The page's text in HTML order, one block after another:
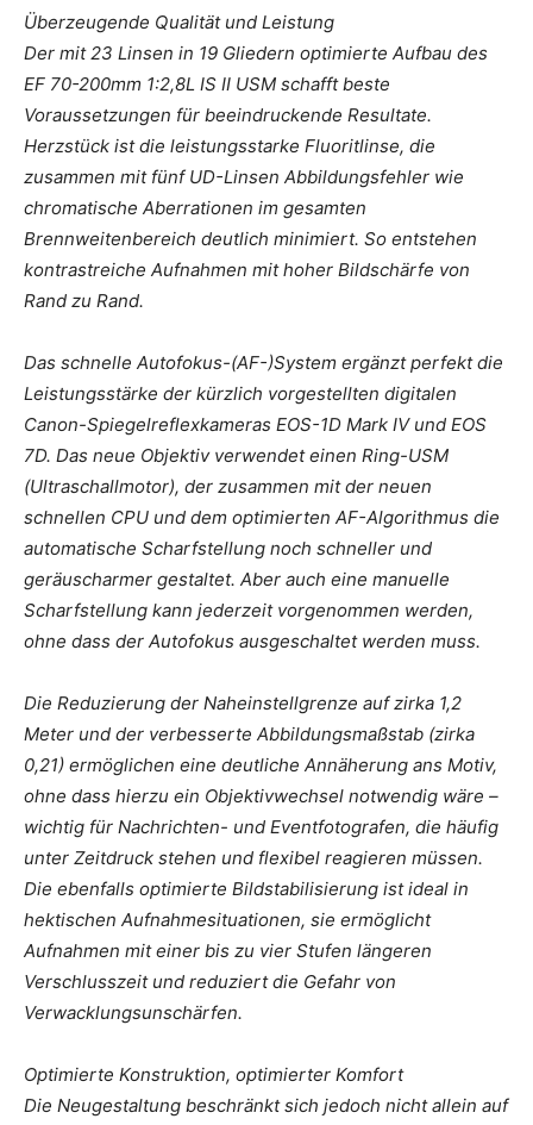
Überzeugende Qualität und Leistung
Der mit 23 Linsen in 19 Gliedern optimierte Aufbau des
EF 70-200mm 1:2,8L IS II USM schafft beste
Voraussetzungen für beeindruckende Resultate.
Herzstück ist die leistungsstarke Fluoritlinse, die
zusammen mit fünf UD-Linsen Abbildungsfehler wie
chromatische Aberrationen im gesamten
Brennweitenbereich deutlich minimiert. So entstehen
kontrastreiche Aufnahmen mit hoher Bildschärfe von
Rand zu Rand.
Das schnelle Autofokus-(AF-)System ergänzt perfekt die
Leistungsstärke der kürzlich vorgestellten digitalen
Canon-Spiegelreflexkameras EOS-1D Mark IV und EOS
7D. Das neue Objektiv verwendet einen Ring-USM
(Ultraschallmotor), der zusammen mit der neuen
schnellen CPU und dem optimierten AF-Algorithmus die
automatische Scharfstellung noch schneller und
geräuscharmer gestaltet. Aber auch eine manuelle
Scharfstellung kann jederzeit vorgenommen werden,
ohne dass der Autofokus ausgeschaltet werden muss.
Die Reduzierung der Naheinstellgrenze auf zirka 1,2
Meter und der verbesserte Abbildungsmaßstab (zirka
0,21) ermöglichen eine deutliche Annäherung ans Motiv,
ohne dass hierzu ein Objektivwechsel notwendig wäre –
wichtig für Nachrichten- und Eventfotografen, die häufig
unter Zeitdruck stehen und flexibel reagieren müssen.
Die ebenfalls optimierte Bildstabilisierung ist ideal in
hektischen Aufnahmesituationen, sie ermöglicht
Aufnahmen mit einer bis zu vier Stufen längeren
Verschlusszeit und reduziert die Gefahr von
Verwacklungsunschärfen.
Optimierte Konstruktion, optimierter Komfort
Die Neugestaltung beschränkt sich jedoch nicht allein auf